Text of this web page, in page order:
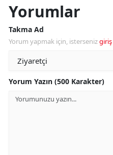
Yorumlar
Takma Ad
Yorum yapmak için, istersenizgiriş
Yorum Yazın (500 Karakter)